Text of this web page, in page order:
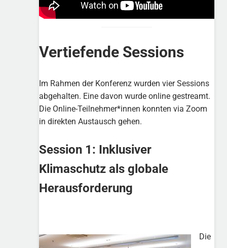
Vertiefende Sessions
Im Rahmen der Konferenz wurden vier Sessions
abgehalten. Eine davon wurde online gestreamt.
Die Online-Teilnehmer*innen konnten via Zoom
in direkten Austausch gehen.
Session 1: Inklusiver
Klimaschutz als globale
Herausforderung
Die